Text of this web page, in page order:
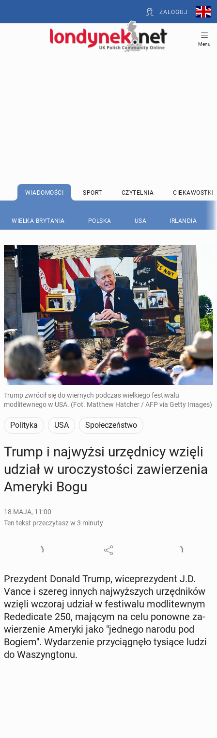
ZALOGUJ
Menu
WIADOMOŚCI SPORT CZYTELNIA CIEKAWOSTKI
WIELKA BRYTANIA POLSKA USA IRLANDIA
Trump zwrócił się do wiernych podczas wielkiego festiwalu
modlitewnego w USA. (Fot. Matthew Hatcher / AFP via Getty Images)
Polityka USA Społeczeństwo
Trump i naj­wyż­si urzęd­ni­cy wzięli
udział w uro­czy­sto­ści za­wie­rze­nia
Ameryki Bogu
18 MAJA, 11:00
Ten tekst przeczytasz w 3 minuty
Pre­zy­dent Donald Trump, wi­ce­pre­zy­dent J.D.
Vance i szereg innych naj­wyż­szych urzęd­ni­ków
wzięli wczoraj udział w fe­sti­wa­lu mo­dli­tew­nym
Re­de­di­ca­te 250, mającym na celu ponowne za­
wie­rze­nie Ameryki jako "jednego narodu pod
Bogiem". Wy­da­rze­nie przy­cią­gnę­ło tysiące ludzi
do Wa­szyng­to­nu.